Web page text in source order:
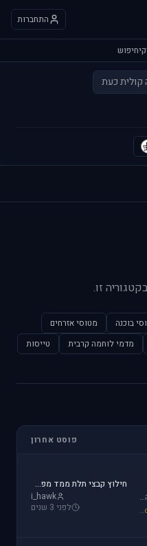
התחברות
חיפוש
קולית כעת
בוכנה
מטוסי אזרחים
מדמי לוחמה קרבית
טייסות
פוסט אחרון
פאלקון מדמה טיסה בצורה ריאליסטית ומתקדמת במטוס ה-F-16. מתקשים? זקוקים לעזרה? רוצים לשתף תמונה או וידיאו מהטיסה שלכם ב- Falcon זהו הפורום המתאים.
i_hawk
חילוץ קבצי תלת ממד מפאלקון
i_hawk
לפני 3 שנים